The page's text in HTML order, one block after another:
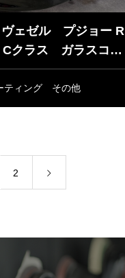
ェゼル プジョー R
クラス ガラスコー
ティング その他
2